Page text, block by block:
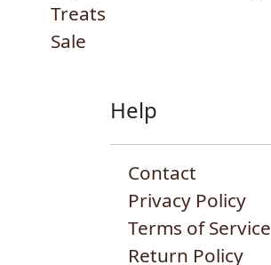
Treats
Sale
Help
Contact
Privacy Policy
Terms of Service
Return Policy